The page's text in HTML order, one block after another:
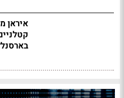
איראן